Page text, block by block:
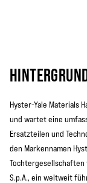
Hyster-Yale Materials
und wartet eine
Ersatzteilen und
den Markennamen
Tochtergesellschaften
S.p.A., ein weltweit